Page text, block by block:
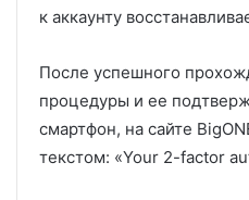
к аккаунту
После успешного
процедуры и ее
смартфон, на сайте
текстом: «Your 2-factor